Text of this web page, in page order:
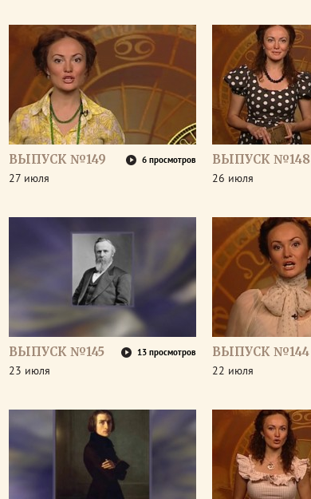
ВЫПУСК №149 6 просмотров
27 июля
ВЫПУСК №148
26 июля
ВЫПУСК №145 13 просмотров
23 июля
ВЫПУСК №144
22 июля